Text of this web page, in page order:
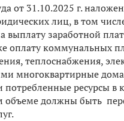
от 31.10.2025 г.
лиц, в том
выплату заработной
оплату коммунальных
теплоснабжения,
многоквартирные дома.
потребленные ресурсы
должны быть